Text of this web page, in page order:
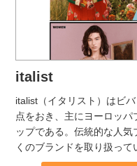
italist
italist（イタリスト）はビ
点をおき、主にヨーロッ
ップである。伝統的な人
くのブランドを取り扱って